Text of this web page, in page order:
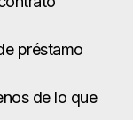
préstamo
de lo que